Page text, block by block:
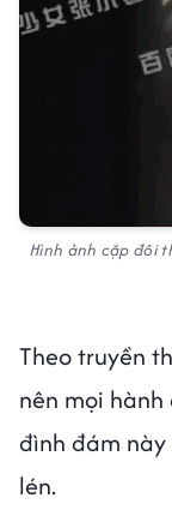
Hình ảnh cặp đôi
Theo truyền
nên mọi
đình đám
lén.